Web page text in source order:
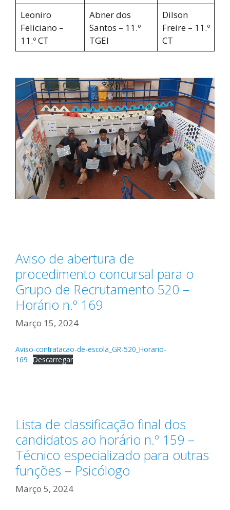
Leoniro
Feliciano –
11.º CT
Abner dos
Santos – 11.º
TGEI
Dilson
Freire – 11.º
CT
Aviso de abertura de
procedimento concursal para o
Grupo de Recrutamento 520 –
Horário n.º 169
Março 15, 2024
Aviso-contratacao-de-escola_GR-520_Horario-
169 Descarregar
Lista de classificação final dos
candidatos ao horário n.º 159 –
Técnico especializado para outras
funções – Psicólogo
Março 5, 2024